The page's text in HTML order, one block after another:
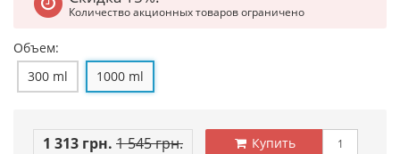
Количество акционных товаров ограничено
Объем:
300 ml
1000 ml
1 313 грн. 1 545 грн. Купить